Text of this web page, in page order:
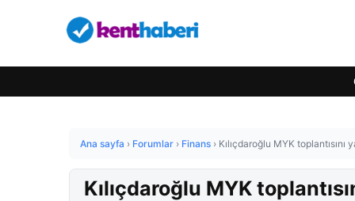
Ana sayfa › Forumlar › Finans › Kılıçdaroğlu MYK toplantısını
Kılıçdaroğlu MYK